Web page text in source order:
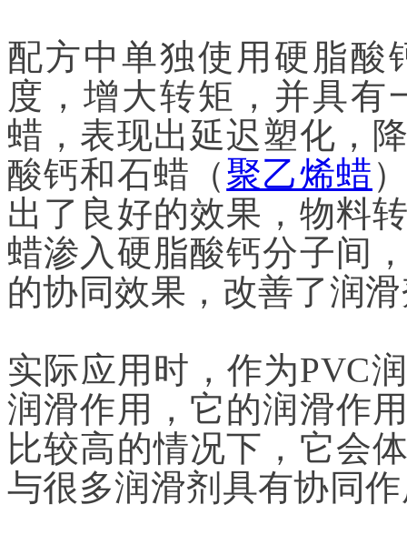
配方中单独使用硬脂酸
度，增大转矩，并具有
蜡，表现出延迟塑化，
酸钙和石蜡（聚乙烯蜡
出了良好的效果，物料
蜡渗入硬脂酸钙分子间
的协同效果，改善了润
实际应用时，作为PVC
润滑作用，它的润滑作
比较高的情况下，它会
与很多润滑剂具有协同